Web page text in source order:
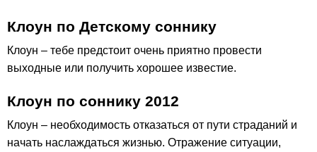
Клоун по Детскому соннику
Клоун – тебе предстоит очень приятно провести
выходные или получить хорошее известие.
Клоун по соннику 2012
Клоун – необходимость отказаться от пути страданий и
начать наслаждаться жизнью. Отражение ситуации,